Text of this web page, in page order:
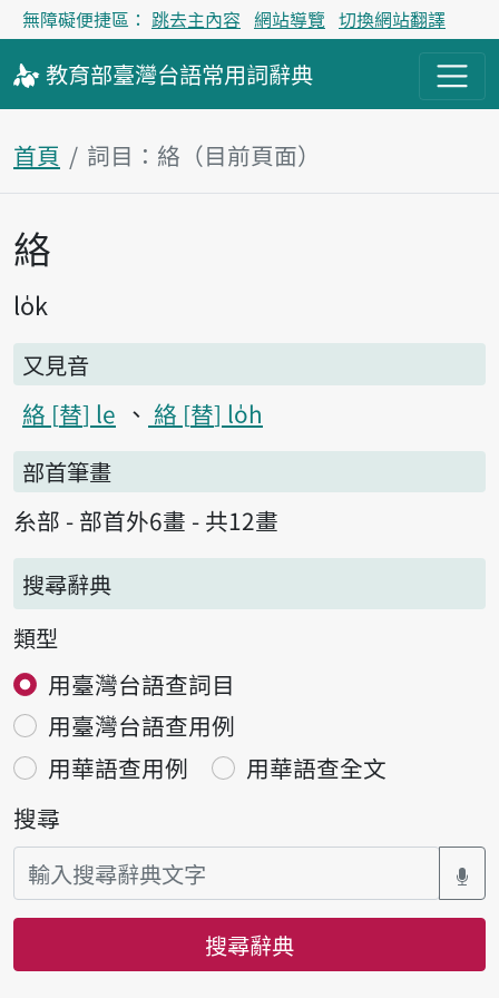
無障礙便捷區： 跳去主內容 網站導覽 切換網站翻譯
教育部臺灣台語常用詞辭典
首頁 詞目：絡（目前頁面）
主內容區塊
絡
lo̍k
又見音
絡 替 le 絡 替 lo̍h
部首筆畫
糸部 - 部首外6畫 - 共12畫
搜尋辭典
類型
用臺灣台語查詞目
用臺灣台語查用例
用華語查用例
用華語查全文
搜尋
搜尋辭典